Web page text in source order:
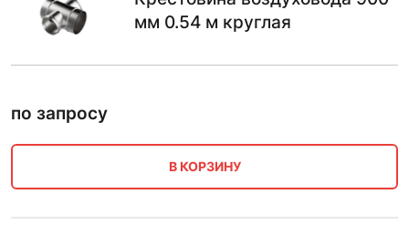
мм 0.54 м круглая
по запросу
В КОРЗИНУ